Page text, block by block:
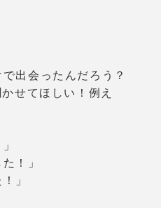
出会ったんだろう？
せてほしい！例え
！」
」